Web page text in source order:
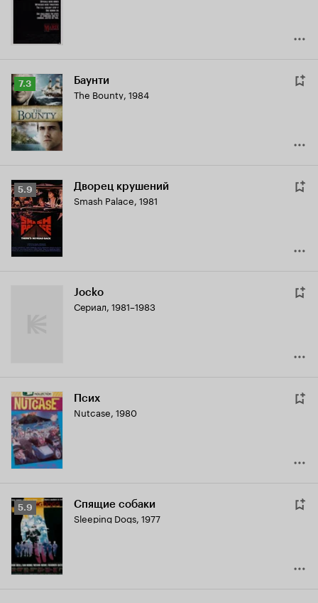
Рейтинг
Кинопоиска
7.3
7.3 Баунти
The Bounty, 1984
Рейтинг
Кинопоиска
5.9
5.9 Дворец крушений
Smash Palace, 1981
Jocko
Сериал, 1981–1983
Псих
Nutcase, 1980
Рейтинг
Кинопоиска
5.9
5.9 Спящие собаки
Sleeping Dogs, 1977